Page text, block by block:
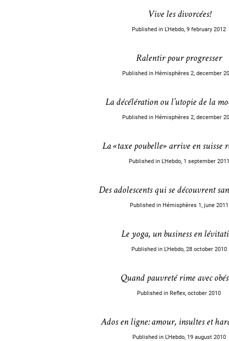
Vive les divorcées!
Published in L'Hebdo, 9 february 2012
Ralentir pour progresser
Published in Hémisphères 2, december
La décélération ou l’utopie de la
Published in Hémisphères 2, december
La «taxe poubelle» arrive en suisse
Published in L'Hebdo, 1 september 2011
Des adolescents qui se découvrent
Published in Hémisphères 1, june 2011
Le yoga, un business en
Published in L'Hebdo, 28 october 2010
Quand pauvreté rime avec
Published in Reflex, october 2010
Ados en ligne: amour, insultes et
Published in L'Hebdo, 19 august 2010